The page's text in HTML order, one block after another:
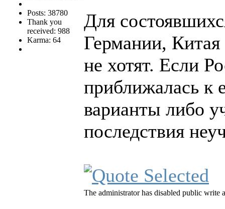
Posts: 38780
Thank you
received: 988
Karma: 64
Для
Германии,
не хотят. Если
приближалась к
варианты либо
последствия
The administrator has disabled public write